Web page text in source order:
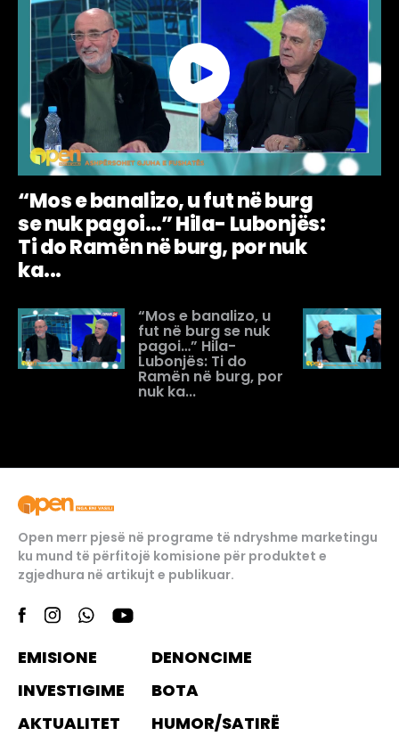
“Mos e banalizo, u fut në burg
se nuk pagoi…” Hila- Lubonjës:
Ti do Ramën në burg, por nuk
ka...
“Mos e banalizo, u
fut në burg se nuk
pagoi…” Hila-
Lubonjës: Ti do
Ramën në burg, por
nuk ka...
Open merr pjesë në programe të ndryshme marketingu
ku mund të përfitojë komisione për produktet e
zgjedhura në artikujt e publikuar.
EMISIONE
INVESTIGIME
AKTUALITET
DENONCIME
BOTA
HUMOR/SATIRË